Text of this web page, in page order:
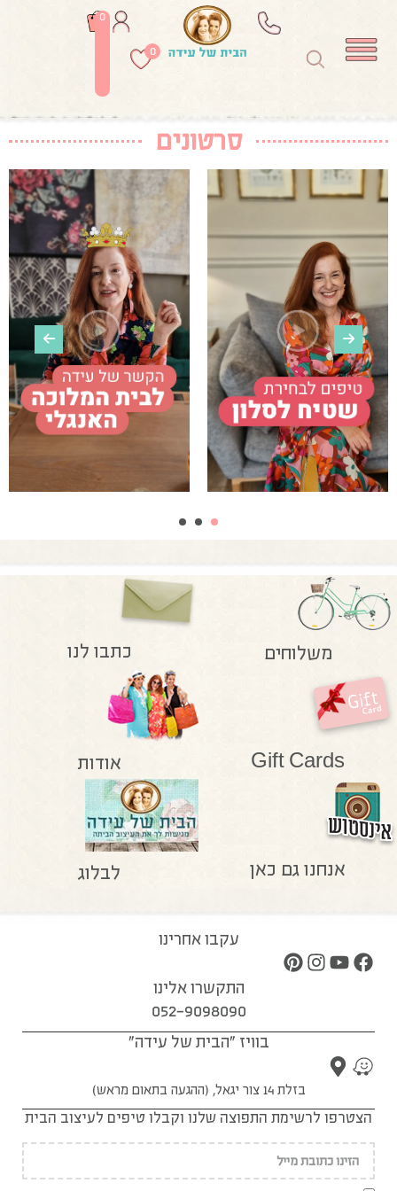
0
0
סרטונים
משלוחים כתבו לנו
Gift Cards אודות
אנחנו גם כאן לבלוג
עקבו אחרינו
התקשרו אלינו
052-9098090
בוויז "הבית של עידה"
בזלת 14 צור יגאל, (ההגעה בתאום מראש)
הצטרפו לרשימת התפוצה שלנו וקבלו טיפים לעיצוב הבית